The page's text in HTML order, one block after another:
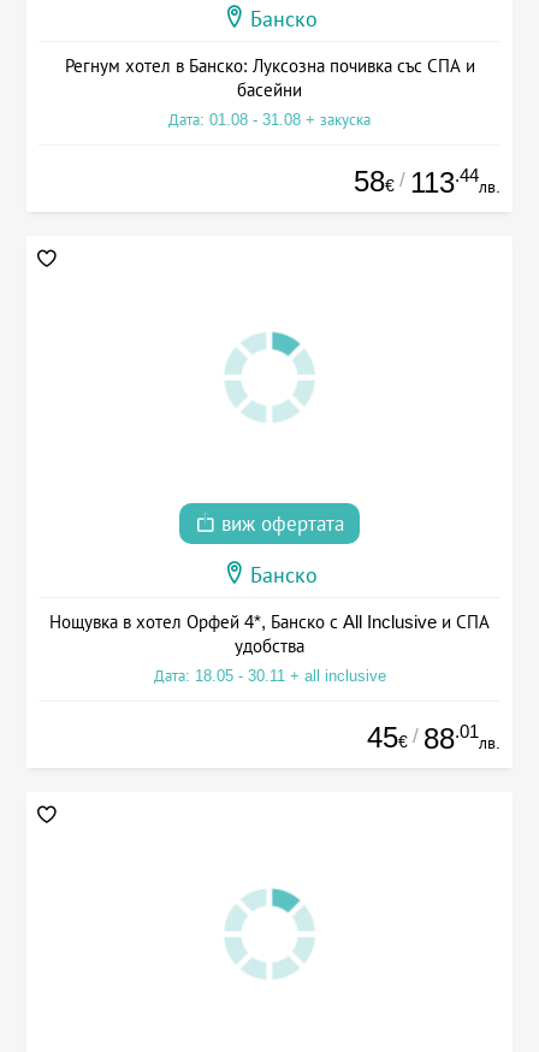
Банско
Регнум хотел в Банско: Луксозна почивка със СПА и
басейни
Дата: 01.08 - 31.08 + закуска
58€ / 113.44
лв.
виж офертата
Банско
Нощувка в хотел Орфей 4*, Банско с All Inclusive и СПА
удобства
Дата: 18.05 - 30.11 + all inclusive
45€ / 88.01
лв.